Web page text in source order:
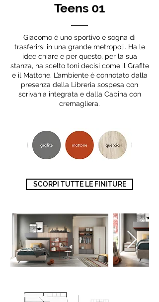
Teens 01
Giacomo è uno sportivo e sogna di
trasferirsi in una grande metropoli. Ha le
idee chiare e per questo, per la sua
stanza, ha scelto toni decisi come il Grafite
e il Mattone. L’ambiente è connotato dalla
presenza della Libreria sospesa con
scrivania integrata e dalla Cabina con
cremagliera.
SCORPI TUTTE LE FINITURE